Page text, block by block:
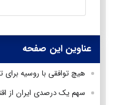
عناوین این صفحه
هیچ توافقی با روسیه برای
سهم یک درصدی ایران از